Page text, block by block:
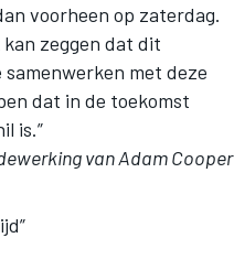
voorheen op zaterdag.
zeggen dat dit
met deze
dat in de toekomst
is.”
van Adam Cooper